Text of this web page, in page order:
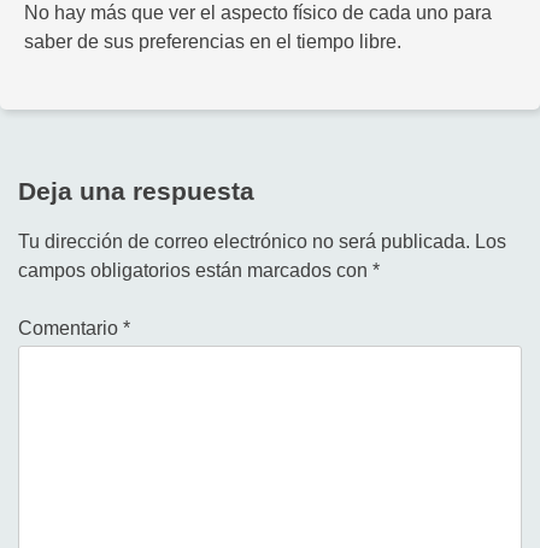
No hay más que ver el aspecto físico de cada uno para
saber de sus preferencias en el tiempo libre.
Deja una respuesta
Tu dirección de correo electrónico no será publicada. Los
campos obligatorios están marcados con *
Comentario *